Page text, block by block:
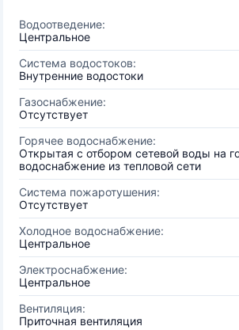
Водоотведение:
Центральное
Система водостоков:
Внутренние водостоки
Газоснабжение:
Отсутствует
Горячее водоснабжение:
Открытая с отбором сетевой воды на
водоснабжение из тепловой сети
Система пожаротушения:
Отсутствует
Холодное водоснабжение:
Центральное
Электроснабжение:
Центральное
Вентиляция:
Приточная вентиляция